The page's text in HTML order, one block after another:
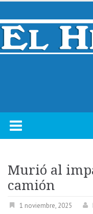
Skip
content
Murió al
camión
1 noviembre, 2025